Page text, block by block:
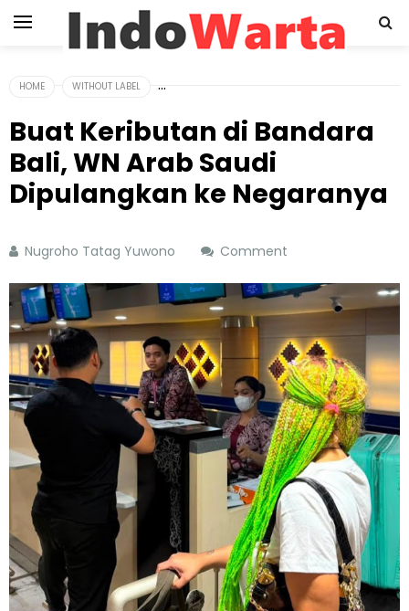
HOME WITHOUT LABEL
Buat Keributan di Bandara
Bali, WN Arab Saudi
Dipulangkan ke Negaranya
Nugroho Tatag Yuwono Comment